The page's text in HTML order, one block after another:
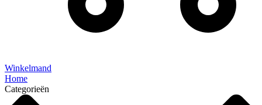
Winkelmand
Home
Categorieën